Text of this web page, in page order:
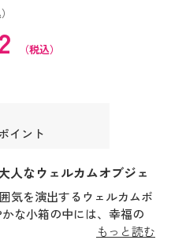
（税込）
イント
人なウェルカムオブジェ
気を演出するウェルカムボ
な小箱の中には、幸福の
ドラジェが入っています。
もっと読む